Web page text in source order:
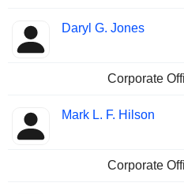
Daryl G. Jones
Corporate
Mark L. F. Hilson
Corporate